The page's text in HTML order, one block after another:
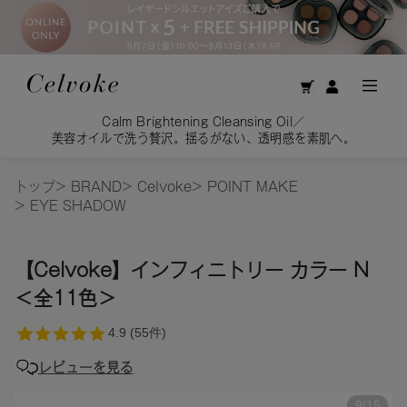
Calm Brightening Cleansing Oil／
美容オイルで洗う贅沢。揺るがない、透明感を素肌へ。
トップ> BRAND> Celvoke> POINT MAKE
> EYE SHADOW
【Celvoke】インフィニトリー カラー N
＜全11色＞
レビューを見る